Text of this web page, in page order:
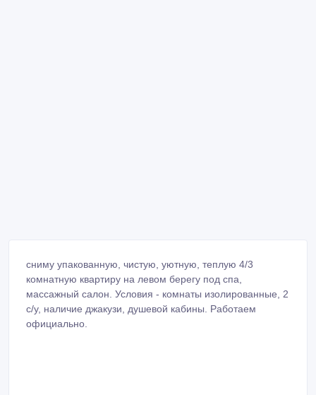
сниму упакованную, чистую, уютную, теплую 4/3
комнатную квартиру на левом берегу под спа,
массажный салон. Условия - комнаты изолированные, 2
с/у, наличие джакузи, душевой кабины. Работаем
официально.